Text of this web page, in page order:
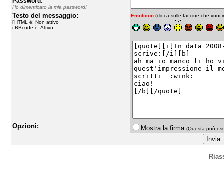
Ho dimenticato la mia password!
Testo del messaggio:
l'HTML è: Non attivo
i BBcode è: Attivo
Emoticon (clicca sulle faccine che vuoi
Opzioni: Mostra la firma (Questa può